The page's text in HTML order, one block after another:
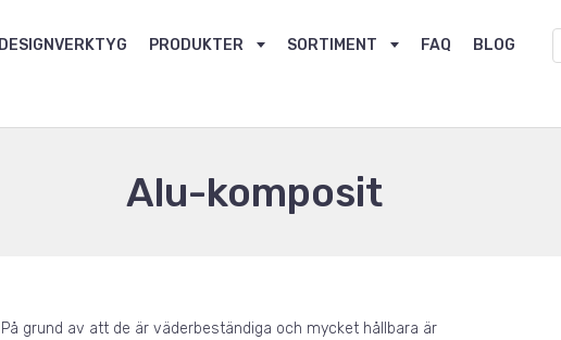
DESIGNVERKTYG PRODUKTER SORTIMENT FAQ BLOG
Alu-komposit
På grund av att de är väderbeständiga och mycket hållbara är